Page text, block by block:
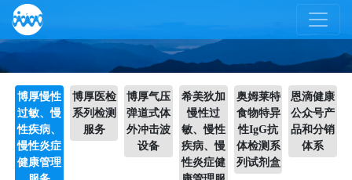
博厚慢性
过敏、慢
性疾病、
慢性炎症
健康管理
博厚医检
系列检测
服务
博厚气压
弹道式体
外冲击波
设备
希美狄加
慢性过
敏、慢性
疾病、慢
性炎症健
奥姆莱特
食物特异
性IgG抗
体检测系
列试剂盒
恩滴健康
公众号产
品和分销
体系